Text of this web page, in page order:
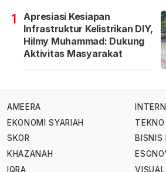
1
Apresiasi Kesiapan
Infrastruktur Kelistrikan DIY,
Hilmy Muhammad: Dukung
Aktivitas Masyarakat
AMEERA
EKONOMI SYARIAH
SKOR
KHAZANAH
IQRA
TEKNO
BISNIS
VISUAL